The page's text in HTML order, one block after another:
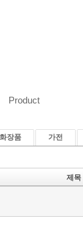
Product
화장품 가전
제목